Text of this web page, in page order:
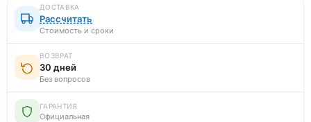
ДОСТАВКА
Рассчитать
Стоимость и сроки
ВОЗВРАТ
30 дней
Без вопросов
ГАРАНТИЯ
Официальная